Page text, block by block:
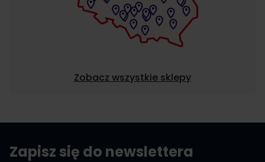
Zobacz wszystkie sklepy
Zapisz się do newslettera